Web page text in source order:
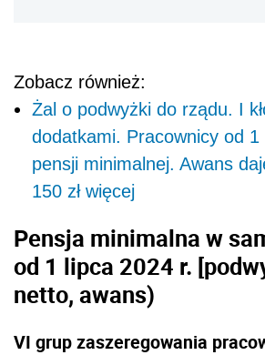
Zobacz również:
Żal o podwyżki do rządu. I
dodatkami. Pracownicy od 1
pensji minimalnej. Awans
150 zł więcej
Pensja minimalna w
od 1 lipca 2024 r.
netto, awans)
VI grup zaszeregowania